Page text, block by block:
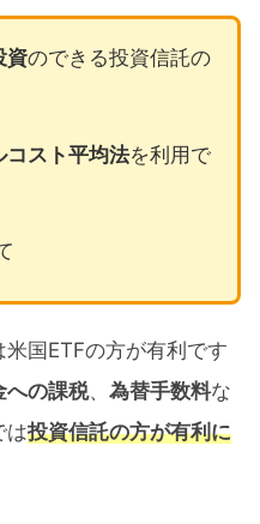
資のできる投資信託の
コスト平均法を利用で
国ETFの方が有利です
への課税、 為替手数料な
は投資信託の方が有利に